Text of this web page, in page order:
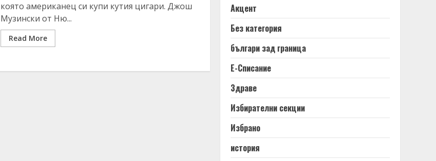
която американец си купи кутия цигари. Джош
Музински от Ню...
Read More
Акцент
Без категория
българи зад граница
Е-Списание
Здраве
Избирателни секции
Избрано
история